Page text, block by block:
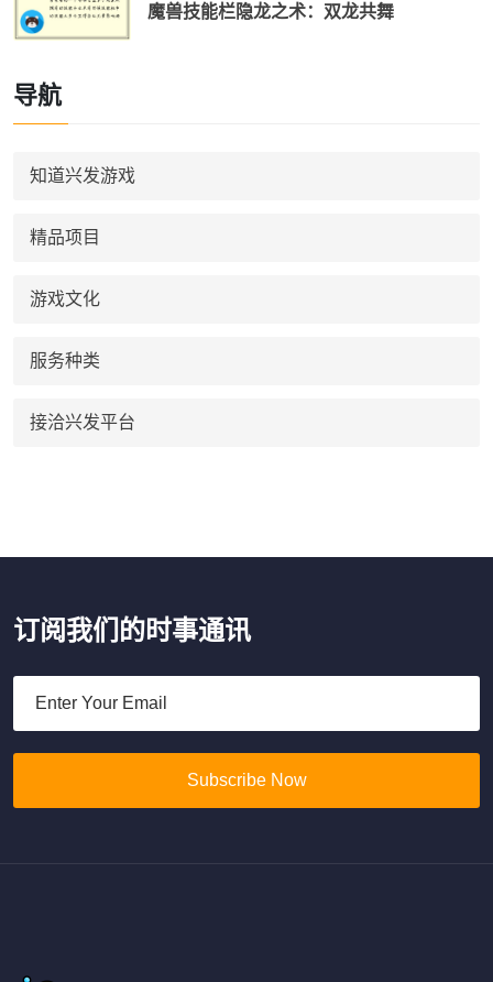
魔兽技能栏隐龙之术：双龙共舞
导航
知道兴发游戏
精品项目
游戏文化
服务种类
接洽兴发平台
订阅我们的时事通讯
Subscribe Now